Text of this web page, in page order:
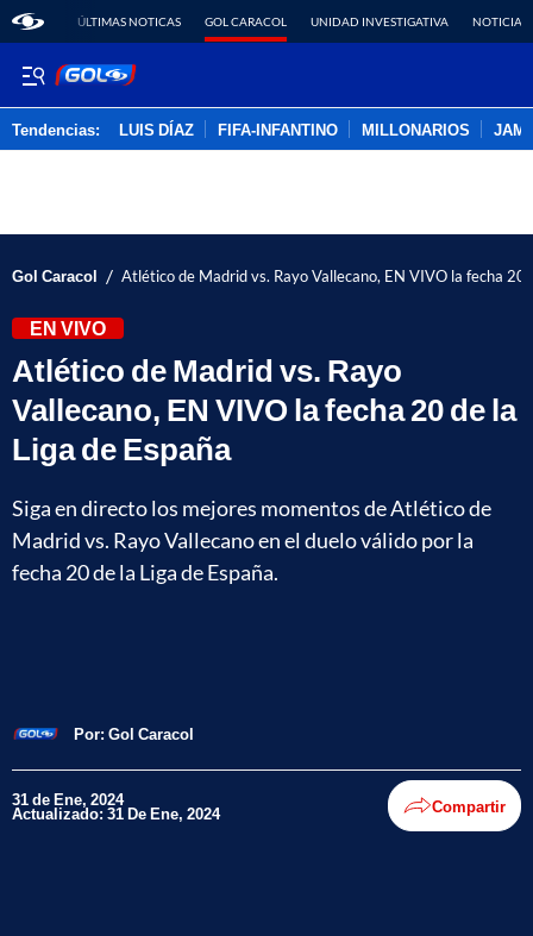
ÚLTIMAS NOTICAS GOL CARACOL UNIDAD INVESTIGATIVA NOTICIAS
Tendencias: LUIS DÍAZ FIFA-INFANTINO MILLONARIOS
Gol Caracol / Atlético de Madrid vs. Rayo Vallecano, EN VIVO la fecha 20
EN VIVO
Atlético de Madrid vs. Rayo
Vallecano, EN VIVO la fecha 20 de la
Liga de España
Siga en directo los mejores momentos de Atlético de
Madrid vs. Rayo Vallecano en el duelo válido por la
fecha 20 de la Liga de España.
Por: Gol Caracol
31 de Ene, 2024
Actualizado: 31 De Ene, 2024 Compartir